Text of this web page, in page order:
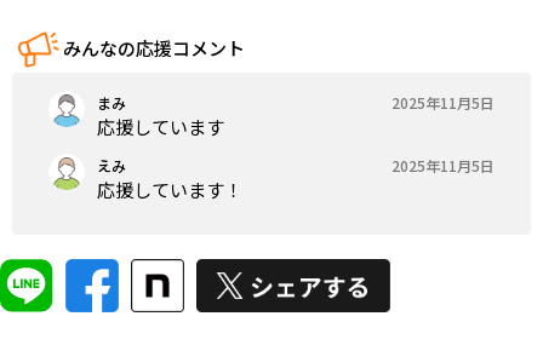
みんなの応援コメント
まみ 2025年11月5日
応援しています
えみ 2025年11月5日
応援しています！